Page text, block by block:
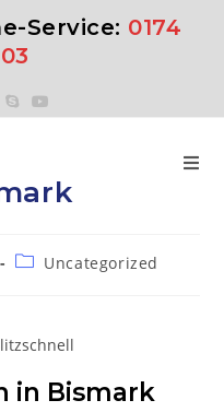
Service: 0174
Uncategorized
in Bismark